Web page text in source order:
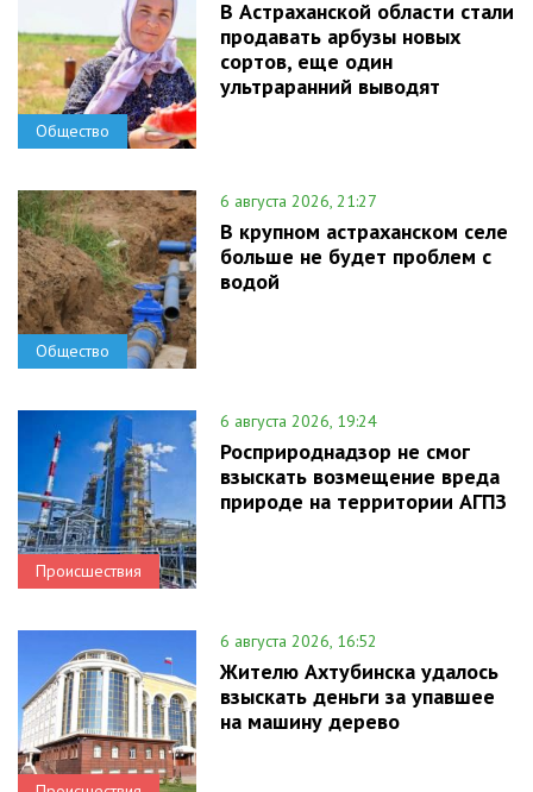
Общество
В Астраханской области стали
продавать арбузы новых
сортов, еще один
ультраранний выводят
Общество
6 августа 2026, 21:27
В крупном астраханском селе
больше не будет проблем с
водой
Происшествия
6 августа 2026, 19:24
Росприроднадзор не смог
взыскать возмещение вреда
природе на территории АГПЗ
6 августа 2026, 16:52
Жителю Ахтубинска удалось
взыскать деньги за упавшее
на машину дерево